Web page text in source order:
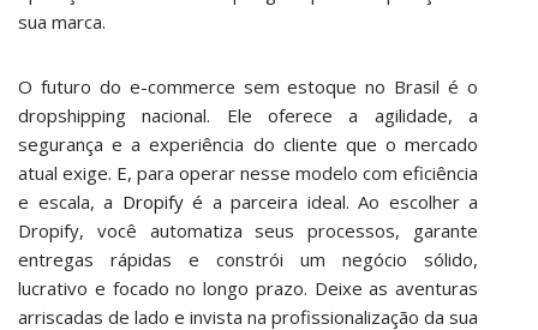
sua marca.
O futuro do e-commerce sem estoque no Brasil é o
dropshipping nacional. Ele oferece a agilidade, a
segurança e a experiência do cliente que o mercado
atual exige. E, para operar nesse modelo com eficiência
e escala, a Dropifyé a parceira ideal. Ao escolher a
Dropify, você automatiza seus processos, garante
entregas rápidas e constrói um negócio sólido,
lucrativo e focado no longo prazo. Deixe as aventuras
arriscadas de lado e invista na profissionalização da sua